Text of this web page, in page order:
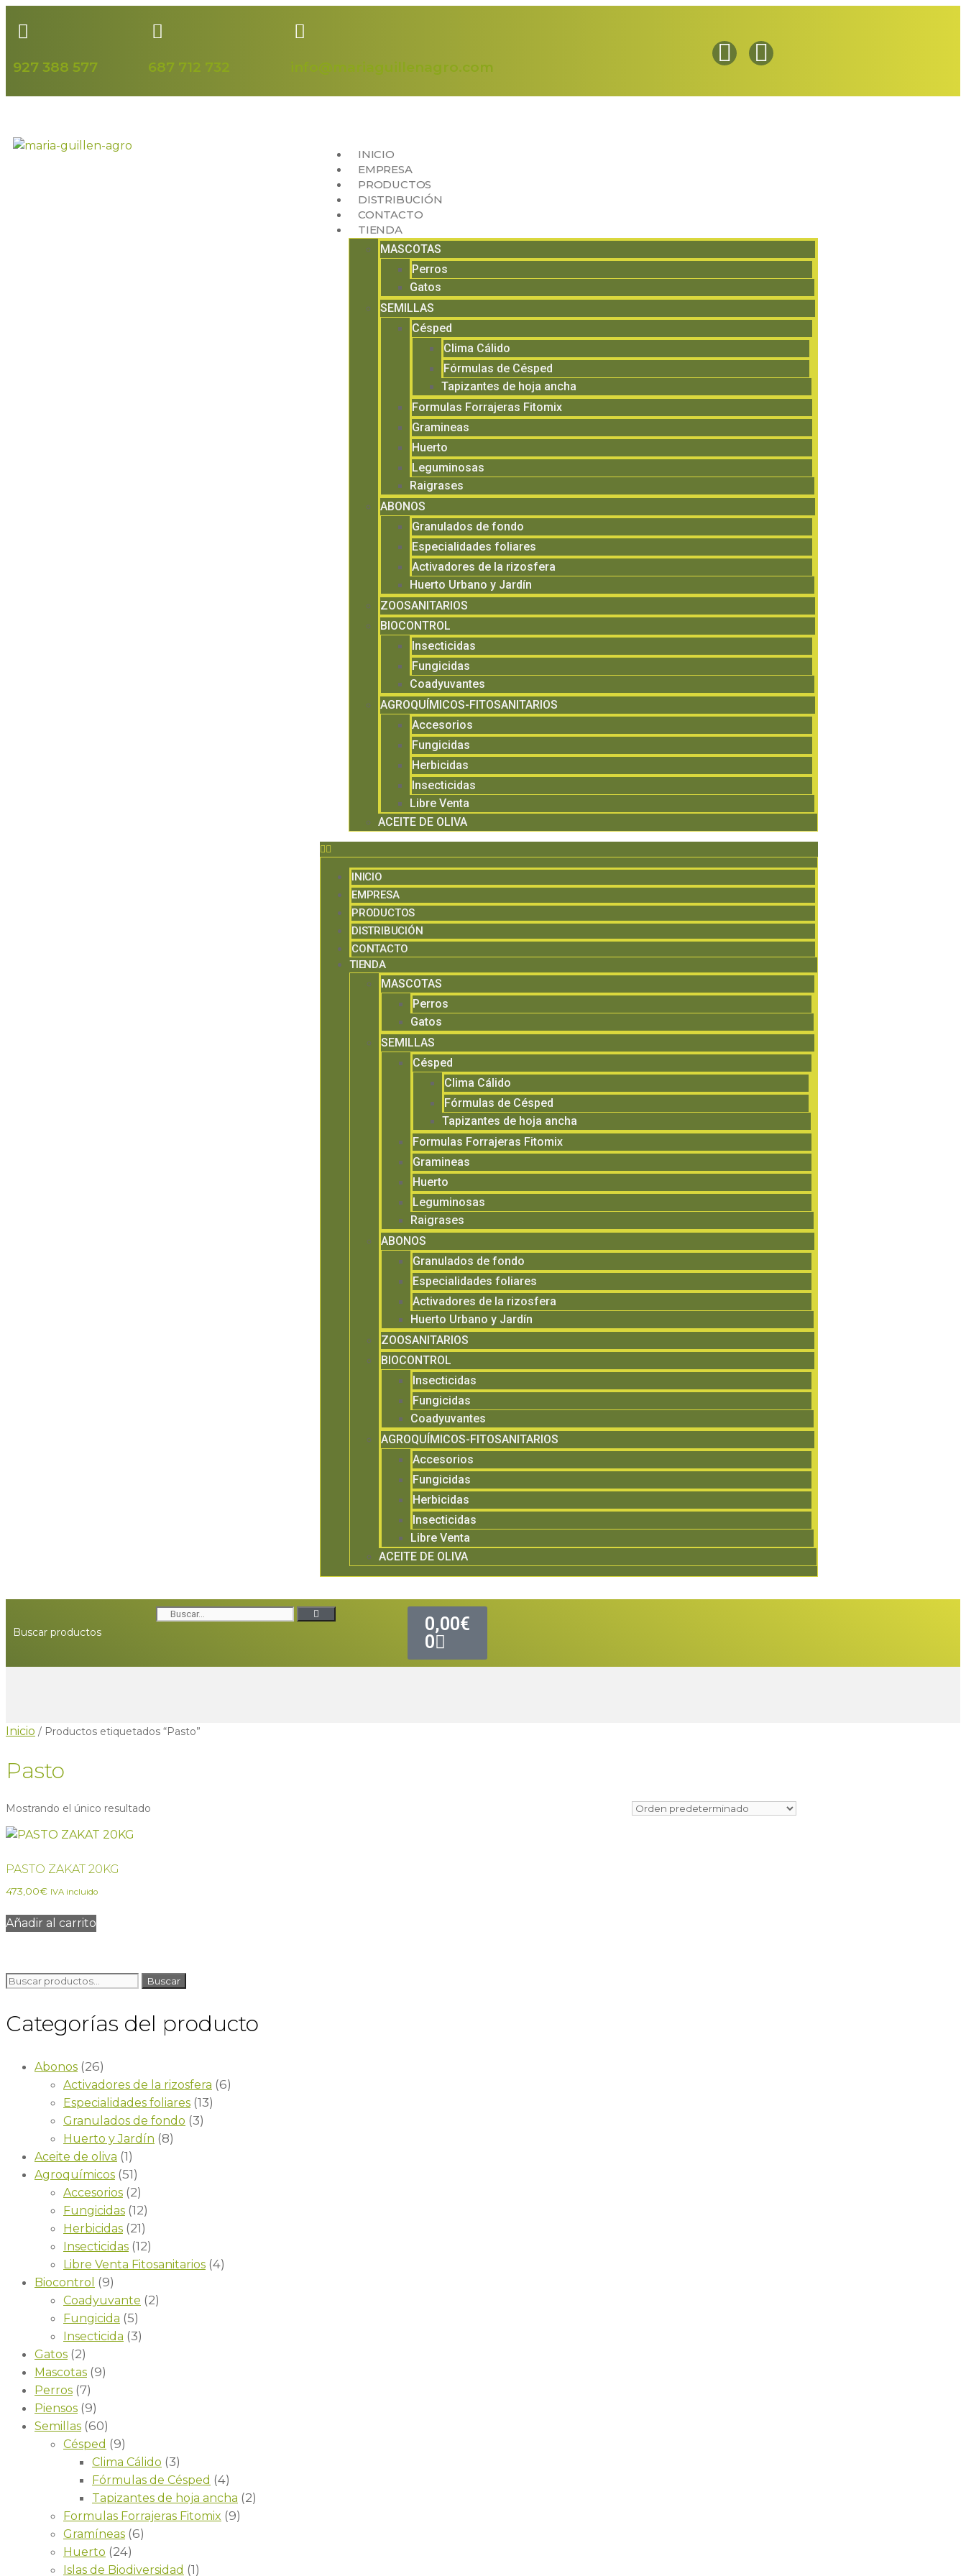
927 388 577 687 712 732 info@mariaguillenagro.com
INICIO
EMPRESA
PRODUCTOS
DISTRIBUCIÓN
CONTACTO
TIENDA
MASCOTAS
Perros
Gatos
SEMILLAS
Césped
Clima Cálido
Fórmulas de Césped
Tapizantes de hoja ancha
Formulas Forrajeras Fitomix
Gramineas
Huerto
Leguminosas
Raigrases
ABONOS
Granulados de fondo
Especialidades foliares
Activadores de la rizosfera
Huerto Urbano y Jardín
ZOOSANITARIOS
BIOCONTROL
Insecticidas
Fungicidas
Coadyuvantes
AGROQUÍMICOS-FITOSANITARIOS
Accesorios
Fungicidas
Herbicidas
Insecticidas
Libre Venta
ACEITE DE OLIVA
INICIO
EMPRESA
PRODUCTOS
DISTRIBUCIÓN
CONTACTO
TIENDA
MASCOTAS
Perros
Gatos
SEMILLAS
Césped
Clima Cálido
Fórmulas de Césped
Tapizantes de hoja ancha
Formulas Forrajeras Fitomix
Gramineas
Huerto
Leguminosas
Raigrases
ABONOS
Granulados de fondo
Especialidades foliares
Activadores de la rizosfera
Huerto Urbano y Jardín
ZOOSANITARIOS
BIOCONTROL
Insecticidas
Fungicidas
Coadyuvantes
AGROQUÍMICOS-FITOSANITARIOS
Accesorios
Fungicidas
Herbicidas
Insecticidas
Libre Venta
ACEITE DE OLIVA
Buscar productos 0,00€
0
Inicio / Productos etiquetados “Pasto”
Pasto
Mostrando el único resultado
PASTO ZAKAT 20KG
473,00€ IVA incluido
Añadir al carrito
Buscar
Categorías del producto
Abonos (26)
Activadores de la rizosfera (6)
Especialidades foliares (13)
Granulados de fondo (3)
Huerto y Jardín (8)
Aceite de oliva (1)
Agroquímicos (51)
Accesorios (2)
Fungicidas (12)
Herbicidas (21)
Insecticidas (12)
Libre Venta Fitosanitarios (4)
Biocontrol (9)
Coadyuvante (2)
Fungicida (5)
Insecticida (3)
Gatos (2)
Mascotas (9)
Perros (7)
Piensos (9)
Semillas (60)
Césped (9)
Clima Cálido (3)
Fórmulas de Césped (4)
Tapizantes de hoja ancha (2)
Formulas Forrajeras Fitomix (9)
Gramíneas (6)
Huerto (24)
Islas de Biodiversidad (1)